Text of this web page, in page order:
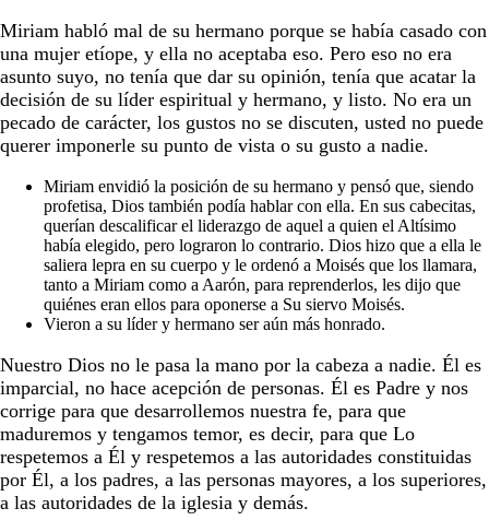
Miriam habló mal de su hermano porque se había casado con
una mujer etíope, y ella no aceptaba eso. Pero eso no era
asunto suyo, no tenía que dar su opinión, tenía que acatar la
decisión de su líder espiritual y hermano, y listo. No era un
pecado de carácter, los gustos no se discuten, usted no puede
querer imponerle su punto de vista o su gusto a nadie.
Miriam envidió la posición de su hermano y pensó que, siendo
profetisa, Dios también podía hablar con ella. En sus cabecitas,
querían descalificar el liderazgo de aquel a quien el Altísimo
había elegido, pero lograron lo contrario. Dios hizo que a ella le
saliera lepra en su cuerpo y le ordenó a Moisés que los llamara,
tanto a Miriam como a Aarón, para reprenderlos, les dijo que
quiénes eran ellos para oponerse a Su siervo Moisés.
Vieron a su líder y hermano ser aún más honrado.
Nuestro Dios no le pasa la mano por la cabeza a nadie. Él es
imparcial, no hace acepción de personas. Él es Padre y nos
corrige para que desarrollemos nuestra fe, para que
maduremos y tengamos temor, es decir, para que Lo
respetemos a Él y respetemos a las autoridades constituidas
por Él, a los padres, a las personas mayores, a los superiores,
a las autoridades de la iglesia y demás.